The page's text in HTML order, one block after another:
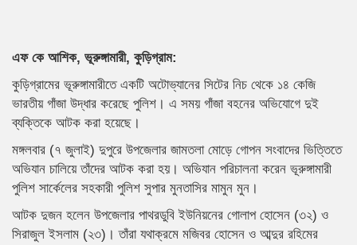
এফ কে আশিক, ভূরুঙ্গামারী, কুড়িগ্রাম:
কুড়িগ্রামের ভূরুঙ্গামারীতে একটি অটোভ্যানের সিটের নিচ থেকে ১৪ কেজি
ভারতীয় গাঁজা উদ্ধার করেছে পুলিশ। এ সময় গাঁজা বহনের অভিযোগে দুই
ব্যক্তিকে আটক করা হয়েছে।
মঙ্গলবার (৭ জুলাই) দুপুরে উপজেলার জামতলা মোড়ে গোপন সংবাদের ভিত্তিতে
অভিযান চালিয়ে তাঁদের আটক করা হয়। অভিযান পরিচালনা করেন ভূরুঙ্গামারী
পুলিশ সার্কেলের সহকারী পুলিশ সুপার মুনতাসির মামুন মুন।
আটক দুজন হলেন উপজেলার পাথরডুবি ইউনিয়নের গোলাপ হোসেন (৩২) ও
সিরাজুল ইসলাম (২৩)। তাঁরা যথাক্রমে মজিবর হোসেন ও আব্দুর রহিমের